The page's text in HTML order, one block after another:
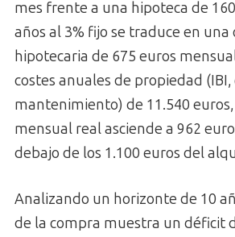
mes frente a una hipoteca de
años al 3% fijo se traduce en una
hipotecaria de 675 euros
costes anuales de propiedad
mantenimiento) de 11.540
mensual real asciende a 962
debajo de los 1.100 euros del
Analizando un horizonte de 10
de la compra muestra un déficit